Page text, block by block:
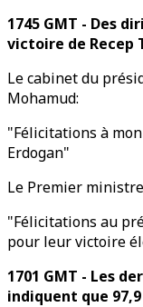
1745 GMT - Des
victoire de Recep
Le cabinet du
Mohamud:
"Félicitations à
Erdogan"
Le Premier
"Félicitations au
pour leur victoire
1701 GMT - Les
indiquent que